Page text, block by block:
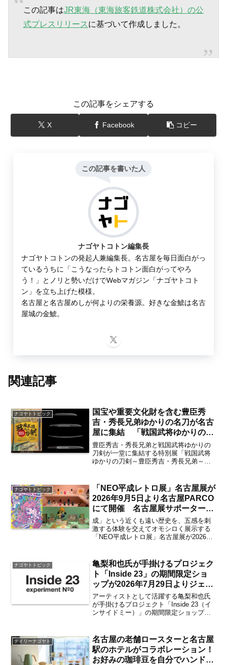
この記事はJR東海（東海旅客鉄道株式会社）の公
式プレスリリース に基づいて作成しました。
この記事をシェアする
X Facebook コピー
この記事を書いた人
ナゴヤトコトン編集長
ナゴヤトコトンの発起人兼編集長。名古屋を毎日面白がっ
ているうちに「こうなったらトコトン面白がってやろ
う！」とノリと勢いだけでWebマガジン「ナゴヤトコト
ン」を立ち上げた模様。
名古屋と名古屋めしが何よりの栄養源。好きな金鯱は名古
屋城の金鯱。
関連記事
ナゴヤトトピック
国宝や重要文化財を含む豊臣秀
吉・秀長兄弟ゆかりの名刀が名古
屋に集結 「戦国武将ゆかりの刀
剣～豊臣秀吉・秀長兄弟～」が
2026年7月11日から名古屋刀剣博
物館にて開催【矢場町・大須観
豊臣秀吉・秀長兄弟と戦国武将ゆかりの
刀剣が一堂に集結する特別展「戦国武将
ゆかりの刀剣～豊臣秀吉・秀長兄弟～」
ワールド」にて開催。国宝・重要文化財
を含む豊臣秀吉...
ナゴヤトトピック
「NEO平成レトロ展」名古屋展が
2026年9月5日より名古屋PARCO
にて開催 名古屋展サポーターに
はBOYS AND MENが就任！ 見ど
ころは？【矢場町・栄】
成」という近くも遠い歴史を、五感を刺
激する体験を交えてオモシロく展示する
「NEO平成レトロ展」名古屋展が2026年
て開催。2025年夏に東京・渋谷で...
ナゴヤトトピック
亀梨和也氏が手掛けるプロジェク
ト「Inside 23」の期間限定ショ
ップが2026年7月29日よりジェイ
アール名古屋タカシマヤに初登
場！ 新作アイテムの先行発売も
決定 入場方法は？【名古屋駅】
アーティストとして活躍する亀梨和也氏
が手掛けるプロジェクト「Inside 23（イ
ンサイドミー）」の期間限定ショップが
（火・祝）にかけて、ジェイアール名古
屋タカシマ...
デイリーナゴヤト
名古屋の老舗ロースターと名古屋
駅のホテルがコラボレーション！
お好みの珈琲豆を自分でハンドド